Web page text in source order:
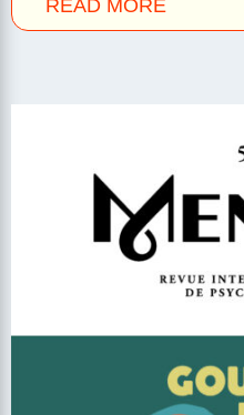
READ MORE